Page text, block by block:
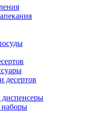
десертов
наборы